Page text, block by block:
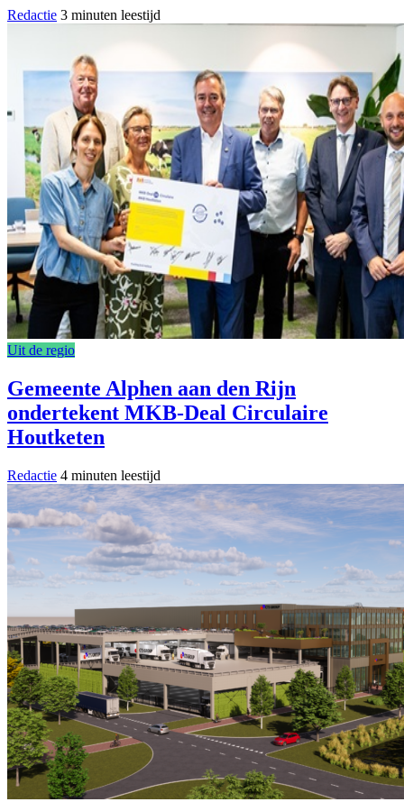
Redactie 3 minuten leestijd
Uit de regio
Gemeente Alphen aan den Rijn
ondertekent MKB-Deal Circulaire
Houtketen
Redactie 4 minuten leestijd